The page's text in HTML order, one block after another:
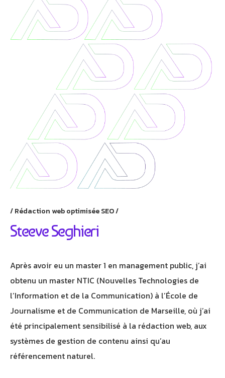
Rédaction web optimisée SEO
Steeve Seghieri
Après avoir eu un master 1 en management public, j’ai
obtenu un master NTIC (Nouvelles Technologies de
l’Information et de la Communication) à l’École de
Journalisme et de Communication de Marseille, où j’ai
été principalement sensibilisé à la rédaction web, aux
systèmes de gestion de contenu ainsi qu’au
référencement naturel.
Athobot Assistant IA
Bienvenue chez Athorus Digital